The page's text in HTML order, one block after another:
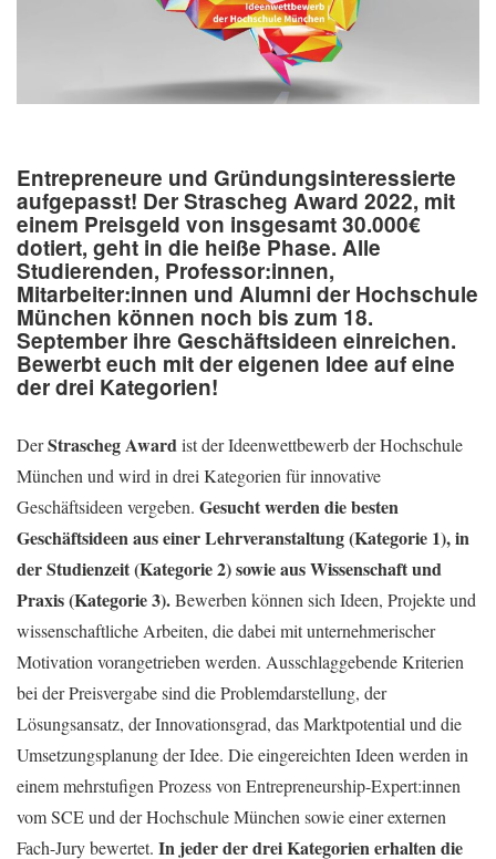
Entrepreneure und Gründungsinteressierte
aufgepasst! Der Strascheg Award 2022, mit
einem Preisgeld von insgesamt 30.000€
dotiert, geht in die heiße Phase. Alle
Studierenden, Professor:innen,
Mitarbeiter:innen und Alumni der Hochschule
München können noch bis zum 18.
September ihre Geschäftsideen einreichen.
Bewerbt euch mit der eigenen Idee auf eine
der drei Kategorien!
DerStrascheg Awardist der Ideenwettbewerb der Hochschule
München und wird in drei Kategorien für innovative
Geschäftsideen vergeben. Gesucht werden die besten
Geschäftsideen aus einer Lehrveranstaltung (Kategorie 1), in
der Studienzeit (Kategorie 2) sowie aus Wissenschaft und
Praxis (Kategorie 3).Bewerben können sich Ideen, Projekte und
wissenschaftliche Arbeiten, die dabei mit unternehmerischer
Motivation vorangetrieben werden. Ausschlaggebende Kriterien
bei der Preisvergabe sind die Problemdarstellung, der
Lösungsansatz, der Innovationsgrad, das Marktpotential und die
Umsetzungsplanung der Idee. Die eingereichten Ideen werden in
einem mehrstufigen Prozess von Entrepreneurship-Expert:innen
vom SCE und der Hochschule München sowie einer externen
Fach-Jury bewertet. In jeder der drei Kategorien erhalten die